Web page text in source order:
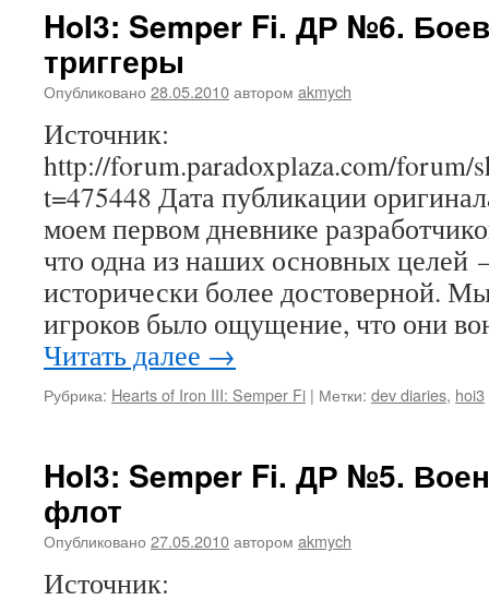
HoI3: Semper Fi. ДР №6.
триггеры
Опубликовано 28.05.2010автором akmych
Источник:
http://forum.paradoxplaza.com/forum/
t=475448 Дата публикации
моем первом дневнике
что одна из наших основных целей
исторически более достоверной.
игроков было ощущение, что они
Читать далее →
Рубрика: Hearts of Iron III: Semper Fi | Метки: dev diaries, hoi3
HoI3: Semper Fi. ДР №5.
флот
Опубликовано 27.05.2010автором akmych
Источник: